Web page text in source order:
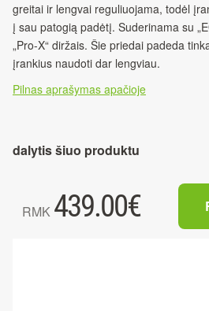
greitai ir lengvai reguliuojama, todėl
į sau patogią padėtį. Suderinama su
„Pro-X“ diržais. Šie priedai padeda
įrankius naudoti dar lengviau.
Pilnas aprašymas apačioje
dalytis šiuo produktu
RMK 439.00€